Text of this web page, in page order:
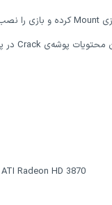
Mountکرده و بازی را
Crack در
Radeon HD 3870
⚡ اعضای VIP دانلود را بلافاصله و بدون معطلی شروع می‌کنند
دانلود فوری و بی‌معطلی:حذف